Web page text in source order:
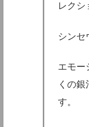
レクシ
シンセ
エモー
くの
す。